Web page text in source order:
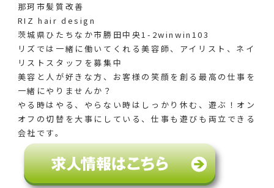
那珂市髪質改善
RIZ hair design
茨城県ひたちなか市勝田中央1-2winwin103
リズでは一緒に働いてくれる美容師、アイリスト、ネイ
リストスタッフを募集中
美容と人が好きな方、お客様の笑顔を創る最高の仕事を
一緒にやりませんか？
やる時はやる、やらない時はしっかり休む、遊ぶ！オン
オフの切替を大事にしている、仕事も遊びも両立できる
会社です。